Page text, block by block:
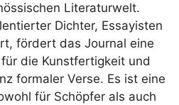
Literaturwelt.
Dichter, Essayisten
fördert das Journal eine
die Kunstfertigkeit und
formaler Verse. Es ist eine
für Schöpfer als auch